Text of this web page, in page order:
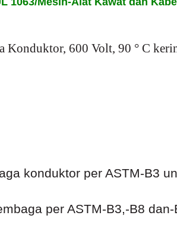
Konduktor, 600 Volt, 90 ° C
konduktor per ASTM-B3
per ASTM-B3,-B8 dan-